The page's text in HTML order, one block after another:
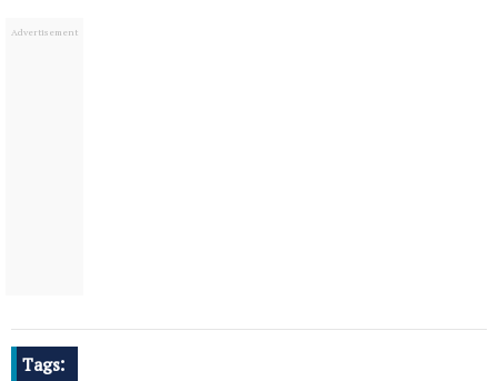
Tags: